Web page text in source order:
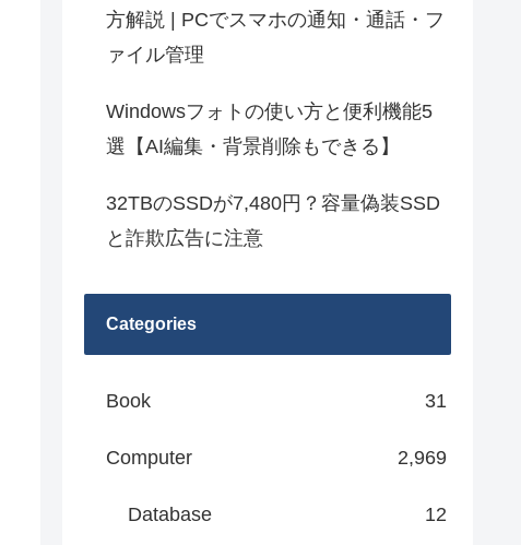
方解説 | PCでスマホの通知・通話・フ
ァイル管理
Windowsフォトの使い方と便利機能5
選【AI編集・背景削除もできる】
32TBのSSDが7,480円？容量偽装SSD
と詐欺広告に注意
Categories
Book 31
Computer 2,969
Database 12